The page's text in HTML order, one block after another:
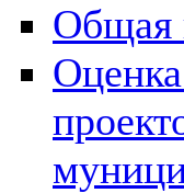
Общая